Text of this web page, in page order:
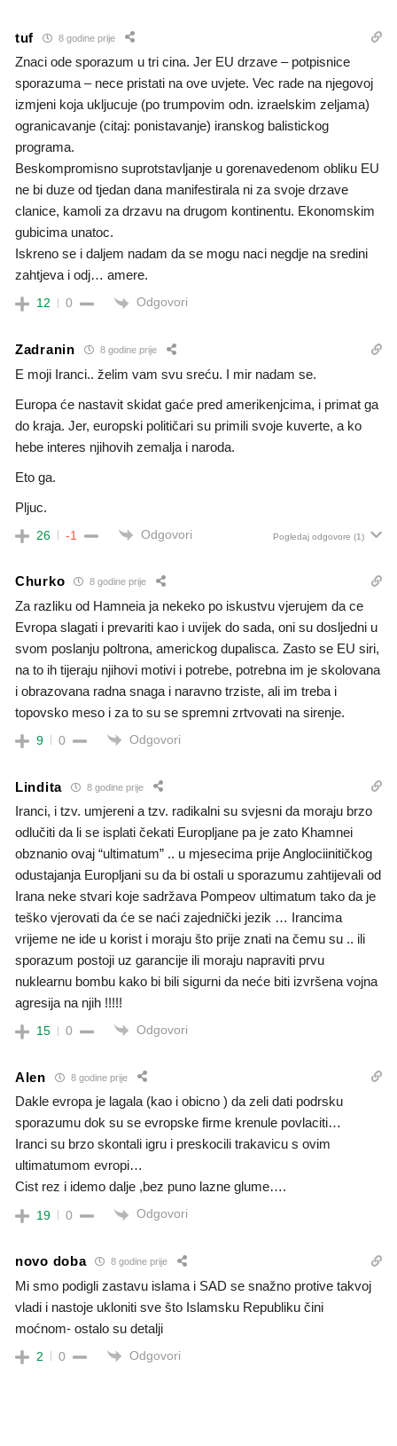
tuf 8 godine prije
Znaci ode sporazum u tri cina. Jer EU drzave – potpisnice
sporazuma – nece pristati na ove uvjete. Vec rade na njegovoj
izmjeni koja ukljucuje (po trumpovim odn. izraelskim zeljama)
ogranicavanje (citaj: ponistavanje) iranskog balistickog
programa.
Beskompromisno suprotstavljanje u gorenavedenom obliku EU
ne bi duze od tjedan dana manifestirala ni za svoje drzave
clanice, kamoli za drzavu na drugom kontinentu. Ekonomskim
gubicima unatoc.
Iskreno se i daljem nadam da se mogu naci negdje na sredini
zahtjeva i odj… amere.
12 0 Odgovori
Zadranin 8 godine prije
E moji Iranci.. želim vam svu sreću. I mir nadam se.
Europa će nastavit skidat gaće pred amerikenjcima, i primat ga
do kraja. Jer, europski političari su primili svoje kuverte, a ko
hebe interes njihovih zemalja i naroda.
Eto ga.
Pljuc.
26 -1 Odgovori Pogledaj odgovore (1)
Churko 8 godine prije
Za razliku od Hamneia ja nekeko po iskustvu vjerujem da ce
Evropa slagati i prevariti kao i uvijek do sada, oni su dosljedni u
svom poslanju poltrona, americkog dupalisca. Zasto se EU siri,
na to ih tijeraju njihovi motivi i potrebe, potrebna im je skolovana
i obrazovana radna snaga i naravno trziste, ali im treba i
topovsko meso i za to su se spremni zrtvovati na sirenje.
9 0 Odgovori
Lindita 8 godine prije
Iranci, i tzv. umjereni a tzv. radikalni su svjesni da moraju brzo
odlučiti da li se isplati čekati Europljane pa je zato Khamnei
obznanio ovaj “ultimatum” .. u mjesecima prije Anglociinitičkog
odustajanja Europljani su da bi ostali u sporazumu zahtijevali od
Irana neke stvari koje sadržava Pompeov ultimatum tako da je
teško vjerovati da će se naći zajednički jezik … Irancima
vrijeme ne ide u korist i moraju što prije znati na čemu su .. ili
sporazum postoji uz garancije ili moraju napraviti prvu
nuklearnu bombu kako bi bili sigurni da neće biti izvršena vojna
agresija na njih !!!!!
15 0 Odgovori
Alen 8 godine prije
Dakle evropa je lagala (kao i obicno ) da zeli dati podrsku
sporazumu dok su se evropske firme krenule povlaciti…
Iranci su brzo skontali igru i preskocili trakavicu s ovim
ultimatumom evropi…
Cist rez i idemo dalje ,bez puno lazne glume….
19 0 Odgovori
novo doba 8 godine prije
Mi smo podigli zastavu islama i SAD se snažno protive takvoj
vladi i nastoje ukloniti sve što Islamsku Republiku čini
moćnom- ostalo su detalji
2 0 Odgovori